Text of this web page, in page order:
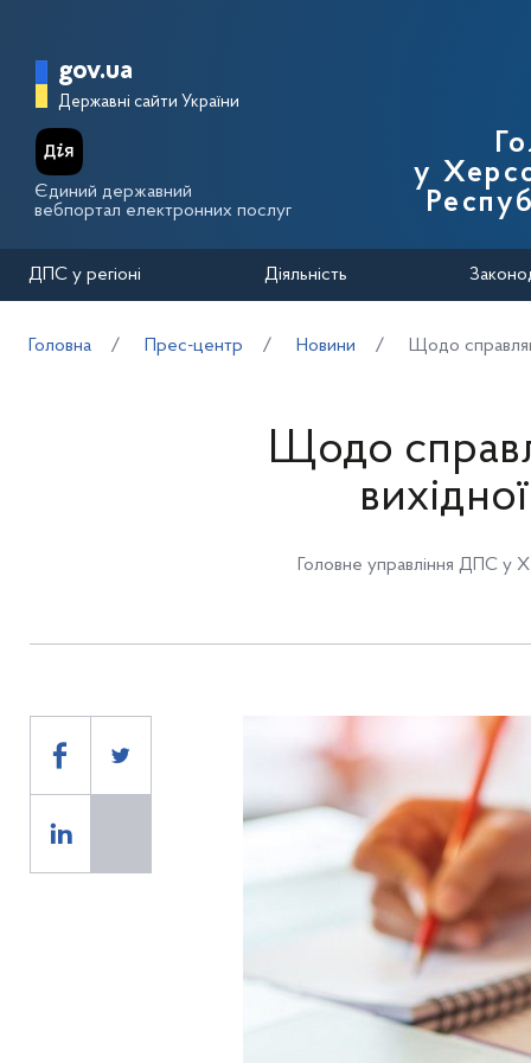
Головна сторінка Державної
gov.ua
Державні сайти України
Єдиний державний
вебпортал електронних послуг
у
ДПС у регіоні Діяльність
Головна Прес-центр Новини Щодо
Щодо
Головне управління ДПС у